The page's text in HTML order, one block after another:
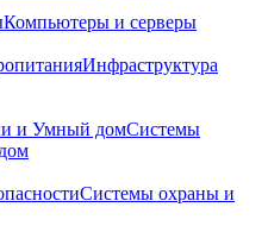
Компьютеры и серверы
Инфраструктура
Системы
Системы охраны и